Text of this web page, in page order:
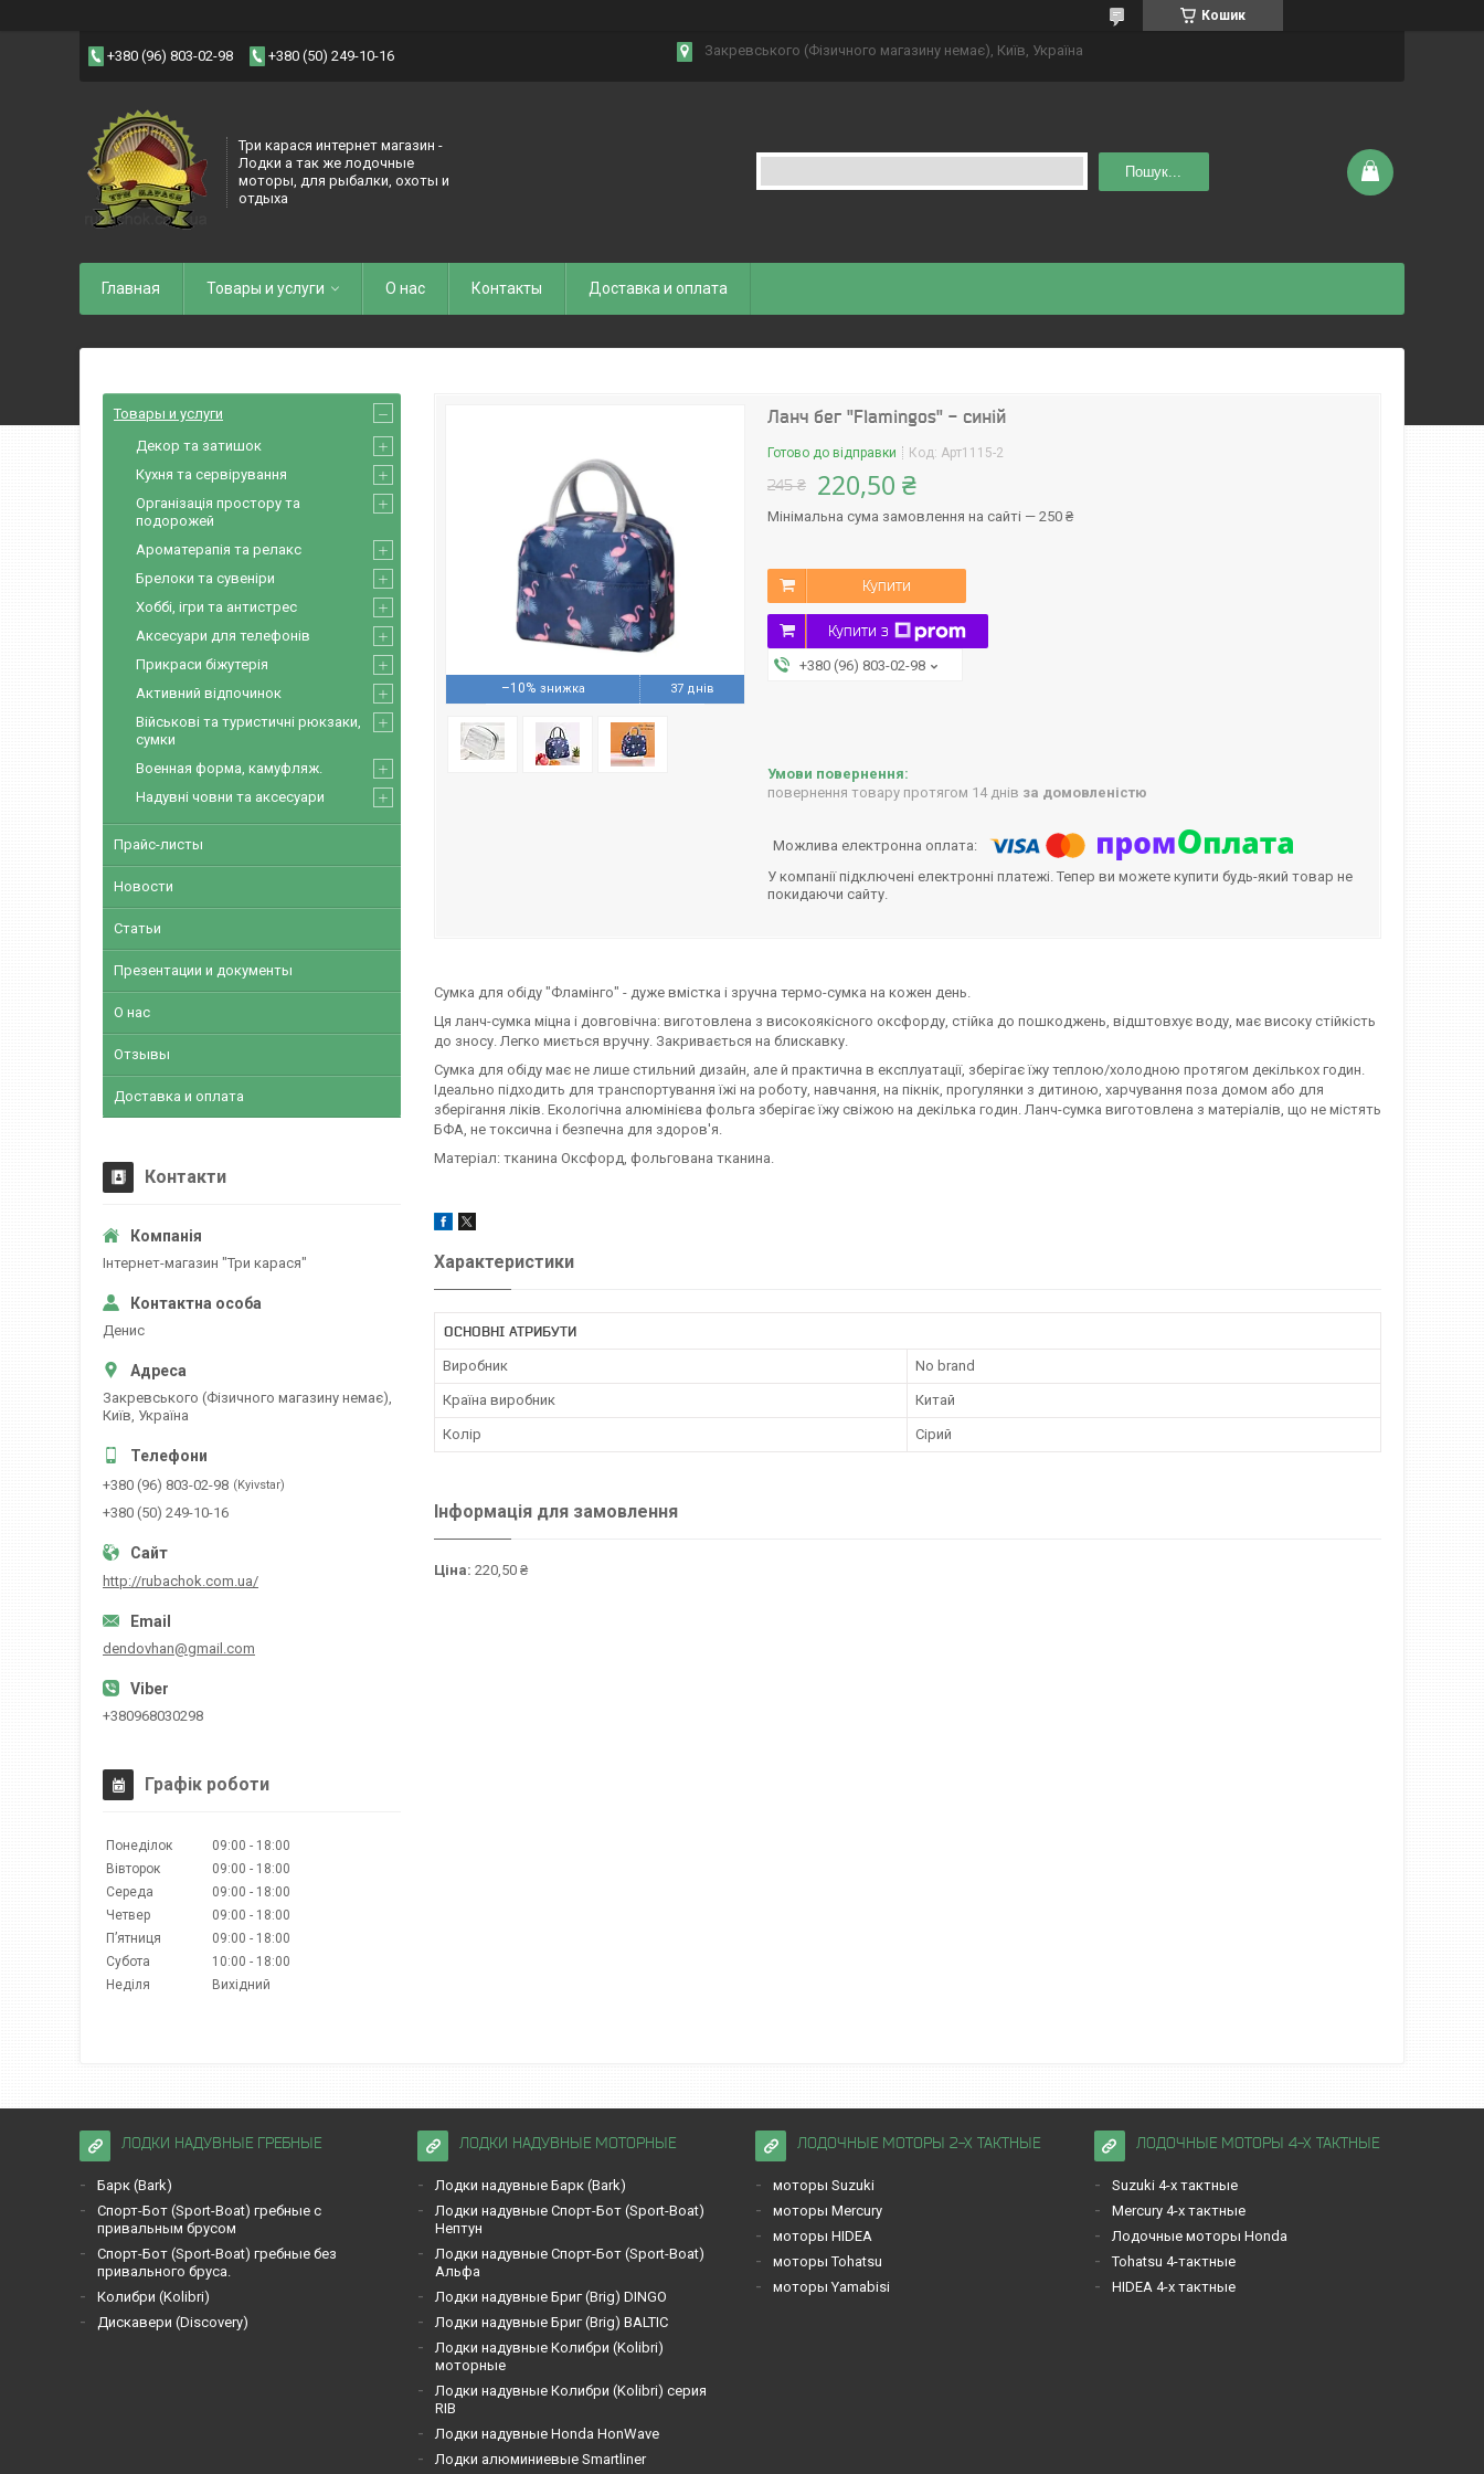
Кошик
+380 (96) 803-02-98 +380 (50) 249-10-16 Закревського (Фізичного магазину немає), Київ, Україна
Три карася интернет магазин -
Лодки а так же лодочные
моторы, для рыбалки, охоты и
отдыха
Пошук...
Главная Товары и услуги О нас Контакты Доставка и оплата
–10% 37 днів
Ланч бег "Flamingos" - синій
Готово до відправки Код: Арт1115-2
245 ₴ 220,50 ₴
Мінімальна сума замовлення на сайті — 250 ₴
Купити
Купити з
+380 (96) 803-02-98
повернення товару протягом 14 днів за домовленістю
У компанії підключені електронні платежі. Тепер ви можете купити будь-який товар не
покидаючи сайту.
Сумка для обіду "Фламінго" - дуже вмістка і зручна термо-сумка на кожен день.
Ця ланч-сумка міцна і довговічна: виготовлена з високоякісного оксфорду, стійка до пошкоджень, відштовхує воду, має високу стійкість
до зносу. Легко миється вручну. Закривається на блискавку.
Сумка для обіду має не лише стильний дизайн, але й практична в експлуатації, зберігає їжу теплою/холодною протягом декількох годин.
Ідеально підходить для транспортування їжі на роботу, навчання, на пікнік, прогулянки з дитиною, харчування поза домом або для
зберігання ліків. Екологічна алюмінієва фольга зберігає їжу свіжою на декілька годин. Ланч-сумка виготовлена з матеріалів, що не містять
БФА, не токсична і безпечна для здоров'я.
Матеріал: тканина Оксфорд, фольгована тканина.
Характеристики
ОСНОВНІ АТРИБУТИ
Виробник No brand
Країна виробник Китай
Колір Сірий
Інформація для замовлення
Ціна: 220,50 ₴
Товары и услуги
Декор та затишок
Кухня та сервірування
Організація простору та
подорожей
Ароматерапія та релакс
Брелоки та сувеніри
Хоббі, ігри та антистрес
Аксесуари для телефонів
Прикраси біжутерія
Активний відпочинок
Військові та туристичні рюкзаки,
сумки
Военная форма, камуфляж.
Надувні човни та аксесуари
Прайс-листы
Новости
Статьи
Презентации и документы
О нас
Отзывы
Доставка и оплата
Контакти
Інтернет-магазин "Три карася"
Денис
Закревського (Фізичного магазину немає),
Київ, Україна
+380 (96) 803-02-98 Kyivstar
+380 (50) 249-10-16
http://rubachok.com.ua/
dendovhan@gmail.com
+380968030298
Графік роботи
Понеділок 09:00
18:00
Вівторок
09:00
18:00
Середа
09:00
18:00
Четвер
09:00
18:00
Пʼятниця
09:00
18:00
Субота
10:00
18:00
Неділя
Вихідний
ЛОДКИ НАДУВНЫЕ ГРЕБНЫЕ
Барк (Bark)
Спорт-Бот (Sport-Boat) гребные с
привальным брусом
Спорт-Бот (Sport-Boat) гребные без
привального бруса.
Кoлибри (Kolibri)
Дискавери (Discoverу)
ЛОДКИ НАДУВНЫЕ МОТОРНЫЕ
Лодки надувные Барк (Bark)
Лодки надувные Спорт-Бот (Sport-Boat)
Нептун
Лодки надувные Спорт-Бот (Sport-Boat)
Альфа
Лодки надувные Бриг (Brig) DINGO
Лодки надувные Бриг (Brig) BALTIC
Лодки надувные Кoлибри (Kolibri)
моторные
Лодки надувные Кoлибри (Kolibri) серия
RIB
Лодки надувные Honda HonWave
Лодки алюминиевые Smartliner
ЛОДОЧНЫЕ МОТОРЫ 2-Х ТАКТНЫЕ
моторы Suzuki
моторы Mercury
моторы HIDEA
моторы Tohatsu
моторы Yamabisi
ЛОДОЧНЫЕ МОТОРЫ 4-Х ТАКТНЫЕ
Suzuki 4-х тактные
Mercury 4-х тактные
Лодочные моторы Honda
Tohatsu 4-тактные
HIDEA 4-х тактные